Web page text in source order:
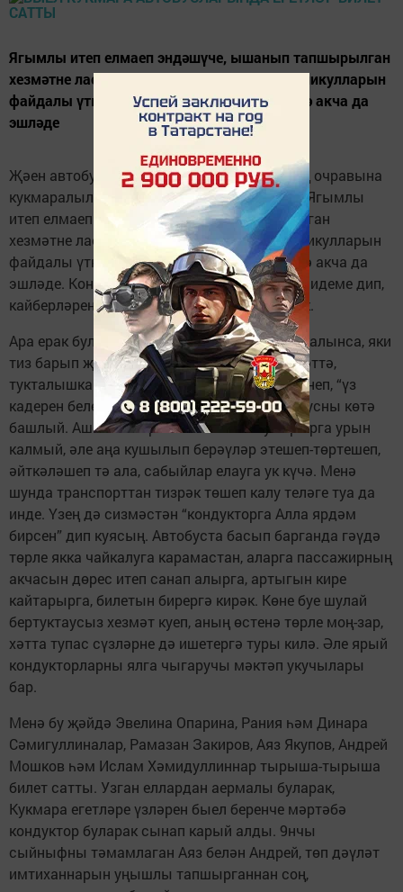
Ягымлы итеп елмаеп эндәшүче, ышанып тапшырылган
хезмәтне лаеклы башкаручы укучылар, каникулларын
файдалы үткәреп, үзләре күпмедер күләмдә акча да
эшләде
Җәен автобуста яшүсмер кондукторларның очравына
кукмаралылар тиз арада ияләнеп тә бетте. Ягымлы
итеп елмаеп эндәшүче, ышанып тапшырылган
хезмәтне лаеклы башкаручы укучылар, каникулларын
файдалы үткәреп, үзләре күпмедер күләмдә акча да
эшләде. Кондуктор вазыйфасын үтәү авыр идеме дип,
кайберләренең фикере белән кызыксындык.
Ара ерак булса, яисә тиешле урынга соңга калынса, яки
тиз барып җитәргә кирәк икән, һәркем, әлбәттә,
тукталышка юнәлә дә әллә кайлардан күренеп, “үз
кадерен белеп кенә килүче” зур, ап-ак автобусны көтә
башлый. Ашыгып кереп тә кайвакыт утырырга урын
калмый, әле аңа кушылып берәүләр этешеп-төртешеп,
әйткәләшеп тә ала, сабыйлар елауга ук күчә. Менә
шунда транспорттан тизрәк төшеп калу теләге туа да
инде. Үзең дә сизмәстән “кондукторга Алла ярдәм
бирсен” дип куясың. Автобуста басып барганда гәүдә
төрле якка чайкалуга карамастан, аларга пассажирның
акчасын дөрес итеп санап алырга, артыгын кире
кайтарырга, билетын бирергә кирәк. Көне буе шулай
бертуктаусыз хезмәт куеп, аның өстенә төрле моң-зар,
хәтта тупас сүзләрне дә ишетергә туры килә. Әле ярый
кондукторларны ялга чыгаручы мәктәп укучылары
бар.
Менә бу җәйдә Эвелина Опарина, Рания һәм Динара
Сәмигуллиналар, Рамазан Закиров, Аяз Якупов, Андрей
Мошков һәм Ислам Хәмидуллиннар тырыша-тырыша
билет сатты. Узган еллардан аермалы буларак,
Кукмара егетләре үзләрен быел беренче мәртәбә
кондуктор буларак сынап карый алды. 9нчы
сыйныфны тәмамлаган Аяз белән Андрей, төп дәүләт
имтиханнарын уңышлы тапшырганнан соң,